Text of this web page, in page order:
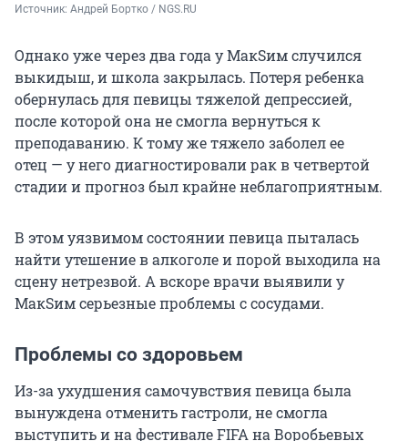
Источник: Андрей Бортко / NGS.RU
Однако уже через два года у МакSим случился
выкидыш, и школа закрылась. Потеря ребенка
обернулась для певицы тяжелой депрессией,
после которой она не смогла вернуться к
преподаванию. К тому же тяжело заболел ее
отец — у него диагностировали рак в четвертой
стадии и прогноз был крайне неблагоприятным.
В этом уязвимом состоянии певица пыталась
найти утешение в алкоголе и порой выходила на
сцену нетрезвой. А вскоре врачи выявили у
МакSим серьезные проблемы с сосудами.
Проблемы со здоровьем
Из-за ухудшения самочувствия певица была
вынуждена отменить гастроли, не смогла
выступить и на фестивале FIFA на Воробьевых